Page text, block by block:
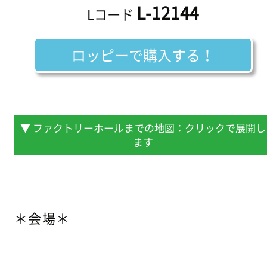
Lコード L-12144
ロッピーで購入する！
▼ ファクトリーホールまでの地図：クリックで展開し
ます
＊会場＊